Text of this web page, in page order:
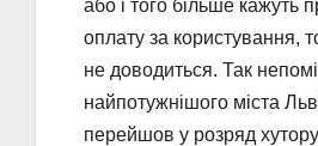
або і того більше кажуть
оплату за користування,
не доводиться. Так
найпотужнішого міста
перейшов у розряд